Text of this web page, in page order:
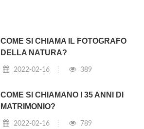
COME SI CHIAMA IL FOTOGRAFO
DELLA NATURA?
2022-02-16 389
COME SI CHIAMANO I 35 ANNI DI
MATRIMONIO?
2022-02-16 789